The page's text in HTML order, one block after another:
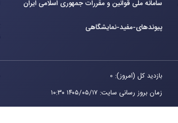
سامانه ملی قوانین و مقررات جمهوری اسلامی ایران
پیوندهای-مفید-نمایشگاهی
بازدید کل (امروز): 0
زمان بروز رسانی سایت:۱۴۰۵/۰۵/۱۷ ۱۰:۳۰